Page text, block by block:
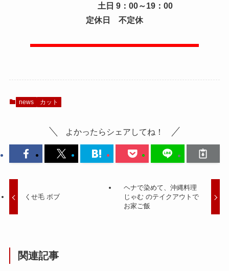
土日 9：00～19：00
定休日 不定休
news カット
よかったらシェアしてね！
くせ毛 ボブ
ヘナで染めて、沖縄料理
じゃむ のテイクアウトで
お家ご飯
関連記事